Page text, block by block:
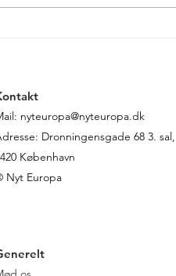
nyteuropa@nyteuropa.dk
Dronningensgade 68 3. sal,
København
Nyt Europa